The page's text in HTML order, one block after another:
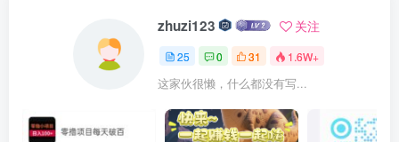
zhuzi123 关注
25 0 31 1.6W+
这家伙很懒，什么都没有写...